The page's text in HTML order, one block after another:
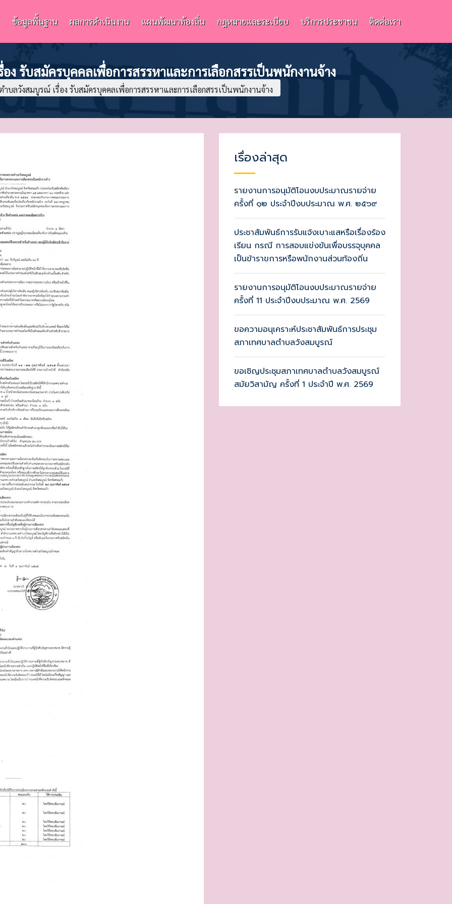
ข้อมูลพื้นฐาน ผลการดำเนินงาน แผนพัฒนาท้องถิ่น กฎหมายและระเบียบ บริการประชาชน ติดต่อเรา
ง รับสมัครบุคคลเพื่อการสรรหาและการเลือกสรรเป็นพนักงานจ้าง
ำบลวังสมบูรณ์ เรื่อง รับสมัครบุคคลเพื่อการสรรหาและการเลือกสรรเป็นพนักงานจ้าง
เรื่องล่าสุด
รายงานการอนุมัติโอนงบประมาณรายจ่าย
ครั้งที่ ๑๒ ประจำปีงบประมาณ พ.ศ. ๒๕๖๙
ประชาสัมพันธ์การรับแจ้งเบาะแสหรือเรื่องร้อง
เรียน กรณี การสอบแข่งขันเพื่อบรรจุบุคคล
เป็นข้าราขการหรือพนักงานส่วนท้องถิ่น
รายงานการอนุมัติโอนงบประมาณรายจ่าย
ครั้งที่ 11 ประจำปีงบประมาณ พ.ศ. 2569
ขอความอนุเคราะห์ประชาสัมพันธ์การประชุม
สภาเทศบาลตำบลวังสมบูรณ์
ขอเชิญประชุมสภาเทศบาลตำบลวังสมบูรณ์
สมัยวิสามัญ ครั้งที่ 1 ประจำปี พ.ศ. 2569